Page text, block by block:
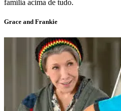
família acima de tudo.
Grace and Frankie